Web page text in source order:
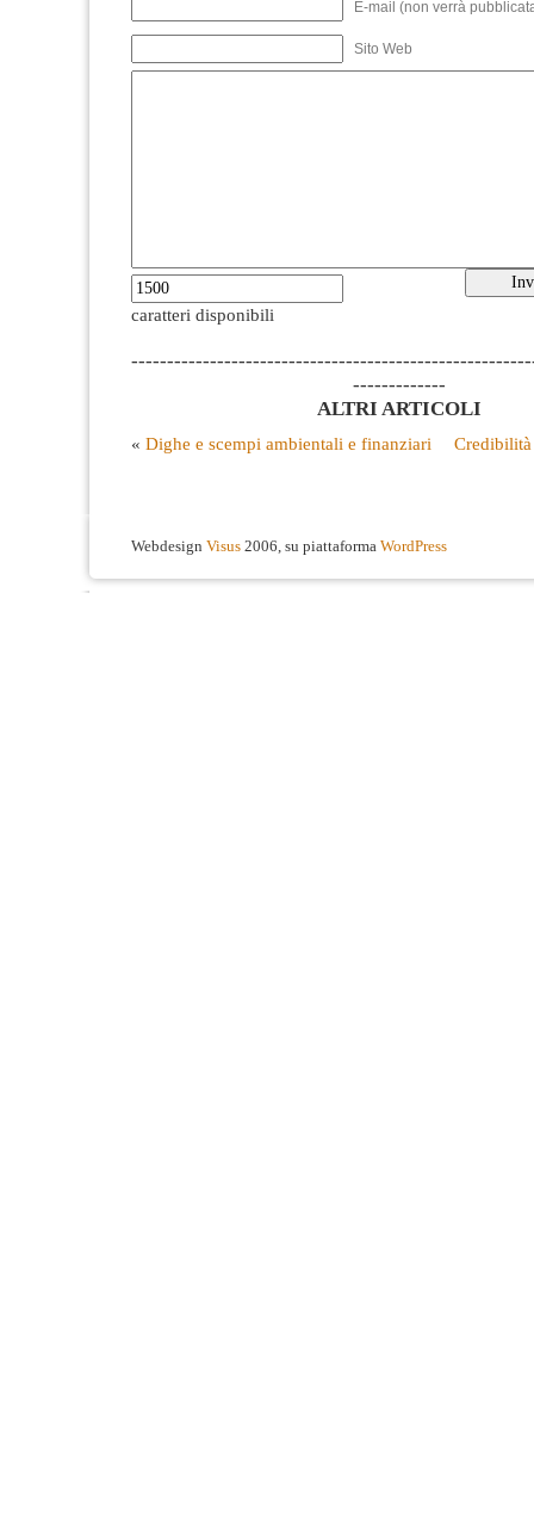
E-mail (non verrà
Sito Web
caratteri disponibili
-------------
ALTRI ARTICOLI
« Dighe e scempi ambientali e finanziari
Webdesign Visus 2006, su piattaforma WordPress